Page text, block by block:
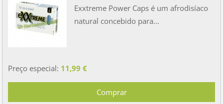
Exxtreme Power Caps é um afrodisíaco
natural concebido para...
Preço especial: 11,99 €